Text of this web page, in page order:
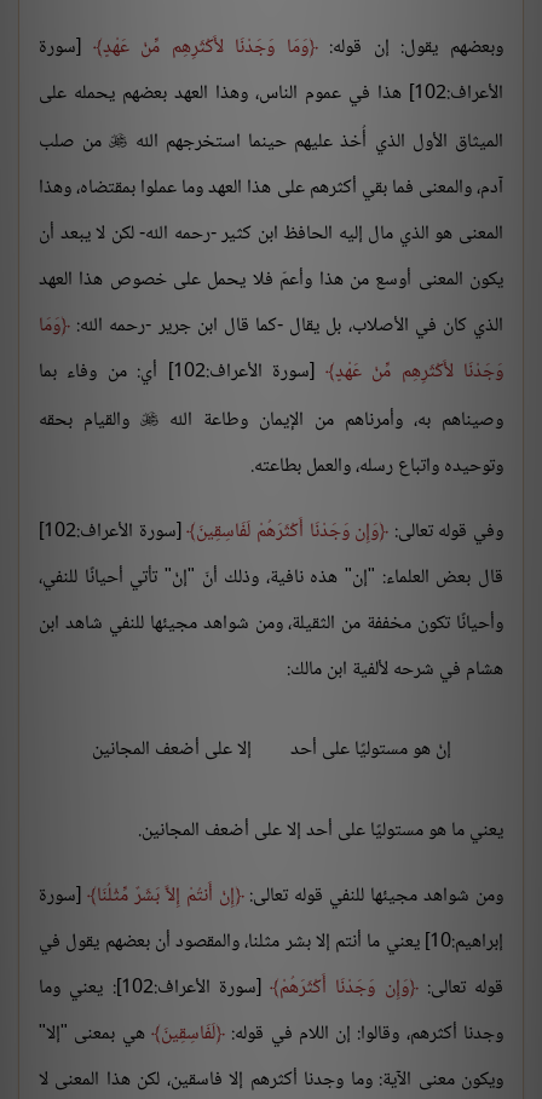
وبعضهم يقول: إن قوله: وَمَا وَجَدْنَا لأَكْثَرِهِم مِّنْ عَهْدٍ
[سورة
الأعراف:102] هذا في عموم الناس، وهذا العهد بعضهم يحمله على
الميثاق الأول الذي أُخذ عليهم حينما استخرجهم الله من صلب
آدم، والمعنى فما بقي أكثرهم على هذا العهد وما عملوا بمقتضاه، وهذا
المعنى هو الذي مال إليه الحافظ ابن كثير -رحمه الله- لكن لا يبعد أن
يكون المعنى أوسع من هذا وأعمّ فلا يحمل على خصوص هذا العهد
الذي كان في الأصلاب، بل يقال -كما قال ابن جرير -رحمه الله: وَمَا
وَجَدْنَا لأَكْثَرِهِم مِّنْ عَهْدٍ
[سورة الأعراف:102] أي: من وفاء بما
وصيناهم به، وأمرناهم من الإيمان وطاعة الله  والقيام بحقه
وتوحيده واتباع رسله، والعمل بطاعته.
وفي قوله تعالى: وَإِن وَجَدْنَا أَكْثَرَهُمْ لَفَاسِقِينَ
[سورة الأعراف:102]
قال بعض العلماء: "إن" هذه نافية، وذلك أنّ "إنْ" تأتي أحيانًا للنفي،
وأحيانًا تكون مخففة من الثقيلة، ومن شواهد مجيئها للنفي شاهد ابن
هشام في شرحه لألفية ابن مالك:
إنْ هو مستوليًا على أحد إلا على أضعف المجانين
يعني ما هو مستوليًا على أحد إلا على أضعف المجانين.
ومن شواهد مجيئها للنفي قوله تعالى: إِنْ أَنتُمْ إِلاَّ بَشَرٌ مِّثْلُنَا [سورة
إبراهيم:10] يعني ما أنتم إلا بشر مثلنا، والمقصود أن بعضهم يقول في
قوله تعالى: وَإِن وَجَدْنَا أَكْثَرَهُمْ
[سورة الأعراف:102]: يعني وما
وجدنا أكثرهم، وقالوا: إن اللام في قوله: لَفَاسِقِينَ هي بمعنى "إلا"
ويكون معنى الآية: وما وجدنا أكثرهم إلا فاسقين، لكن هذا المعنى لا